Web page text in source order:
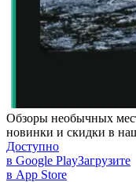
Обзоры необычных
новинки и скидки в
Доступно
в Google PlayЗагрузите
в App Store